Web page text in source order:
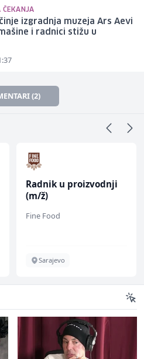
ČEKANJA
izgradnja muzeja Ars Aevi
i radnici stižu u
(2)
Radnik u proizvodnji
(m/ž)
Fine Food
Sarajevo